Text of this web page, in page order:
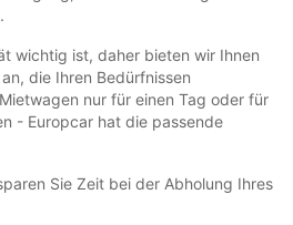
wichtig ist, daher bieten wir Ihnen
die Ihren Bedürfnissen
nur für einen Tag oder für
- Europcar hat die passende
Sie Zeit bei der Abholung Ihres